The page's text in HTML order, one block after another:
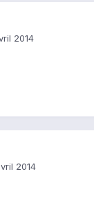
2014
2014